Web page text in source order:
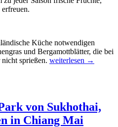
Küche notwendigen
und Bergamottblätter, die bei
sprießen. Nachhaltigkeit
&
Gourmet-
Genüssen
weiterlesen →
von Sukhothai,
in Chiang Mai